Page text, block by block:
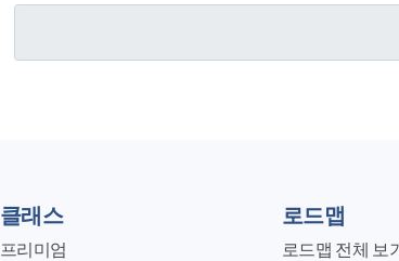
클래스
프리미엄
로드맵
로드맵 전체 보